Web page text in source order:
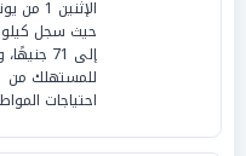
إلى 71
احتياجات